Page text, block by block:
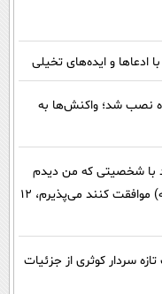
ادعاها و ایده‌های تخیلی
نصب شد؛ واکنش‌ها به
با شخصیتی که من دیدم
تطابق ندارد/ گفتند سه چهارم ( با تفاهم‌نامه) موافقت کنند می‌پذیرم، 12
سردار کوثری از جزئیات